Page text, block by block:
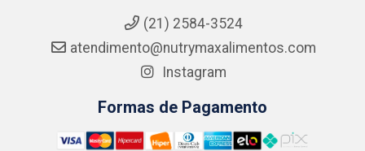
(21) 2584-3524
atendimento@nutrymaxalimentos.com
Instagram
Formas de Pagamento